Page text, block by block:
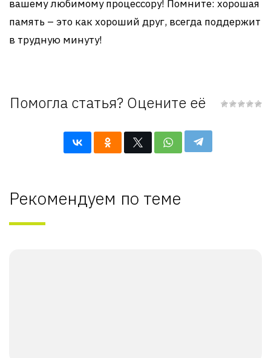
вашему любимому процессору! Помните: хорошая
память – это как хороший друг, всегда поддержит
в трудную минуту!
Помогла статья? Оцените её
Рекомендуем по теме